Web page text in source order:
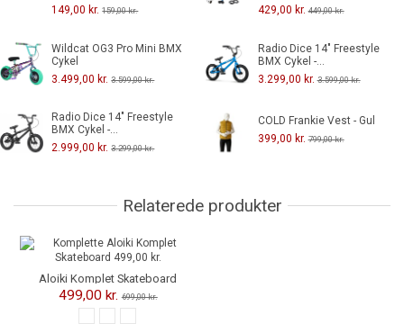
149,00 kr. 159,00 kr.
429,00 kr. 449,00 kr.
Wildcat OG3 Pro Mini BMX
Cykel
3.499,00 kr. 3.599,00 kr.
Radio Dice 14" Freestyle
BMX Cykel -...
3.299,00 kr. 3.599,00 kr.
Radio Dice 14" Freestyle
BMX Cykel -...
2.999,00 kr. 3.299,00 kr.
COLD Frankie Vest - Gul
399,00 kr. 799,00 kr.
Relaterede produkter
-200,00 kr.
Aloiki Komplet Skateboard
499,00 kr.699,00 kr.